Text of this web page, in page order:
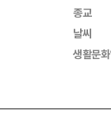
종교
날씨
생활문